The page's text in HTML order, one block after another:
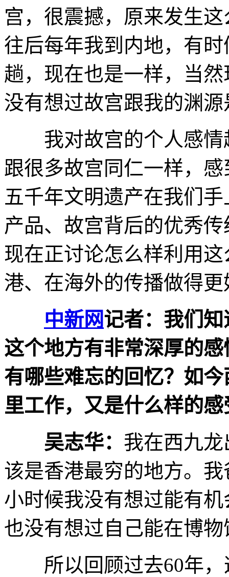
宫，很震撼，原来发生
往后每年我到内地，有
趟，现在也是一样，当
没有想过故宫跟我的渊
我对故宫的个人感情
跟很多故宫同仁一样，
五千年文明遗产在我们
产品、故宫背后的优秀
现在正讨论怎么样利用
港、在海外的传播做得更
中新网记者：我们
这个地方有非常深厚的
有哪些难忘的回忆？如
里工作，又是什么样的感
吴志华： 我在西九
该是香港最穷的地方。
小时候我没有想过能有
也没有想过自己能在博
所以回顾过去60年，